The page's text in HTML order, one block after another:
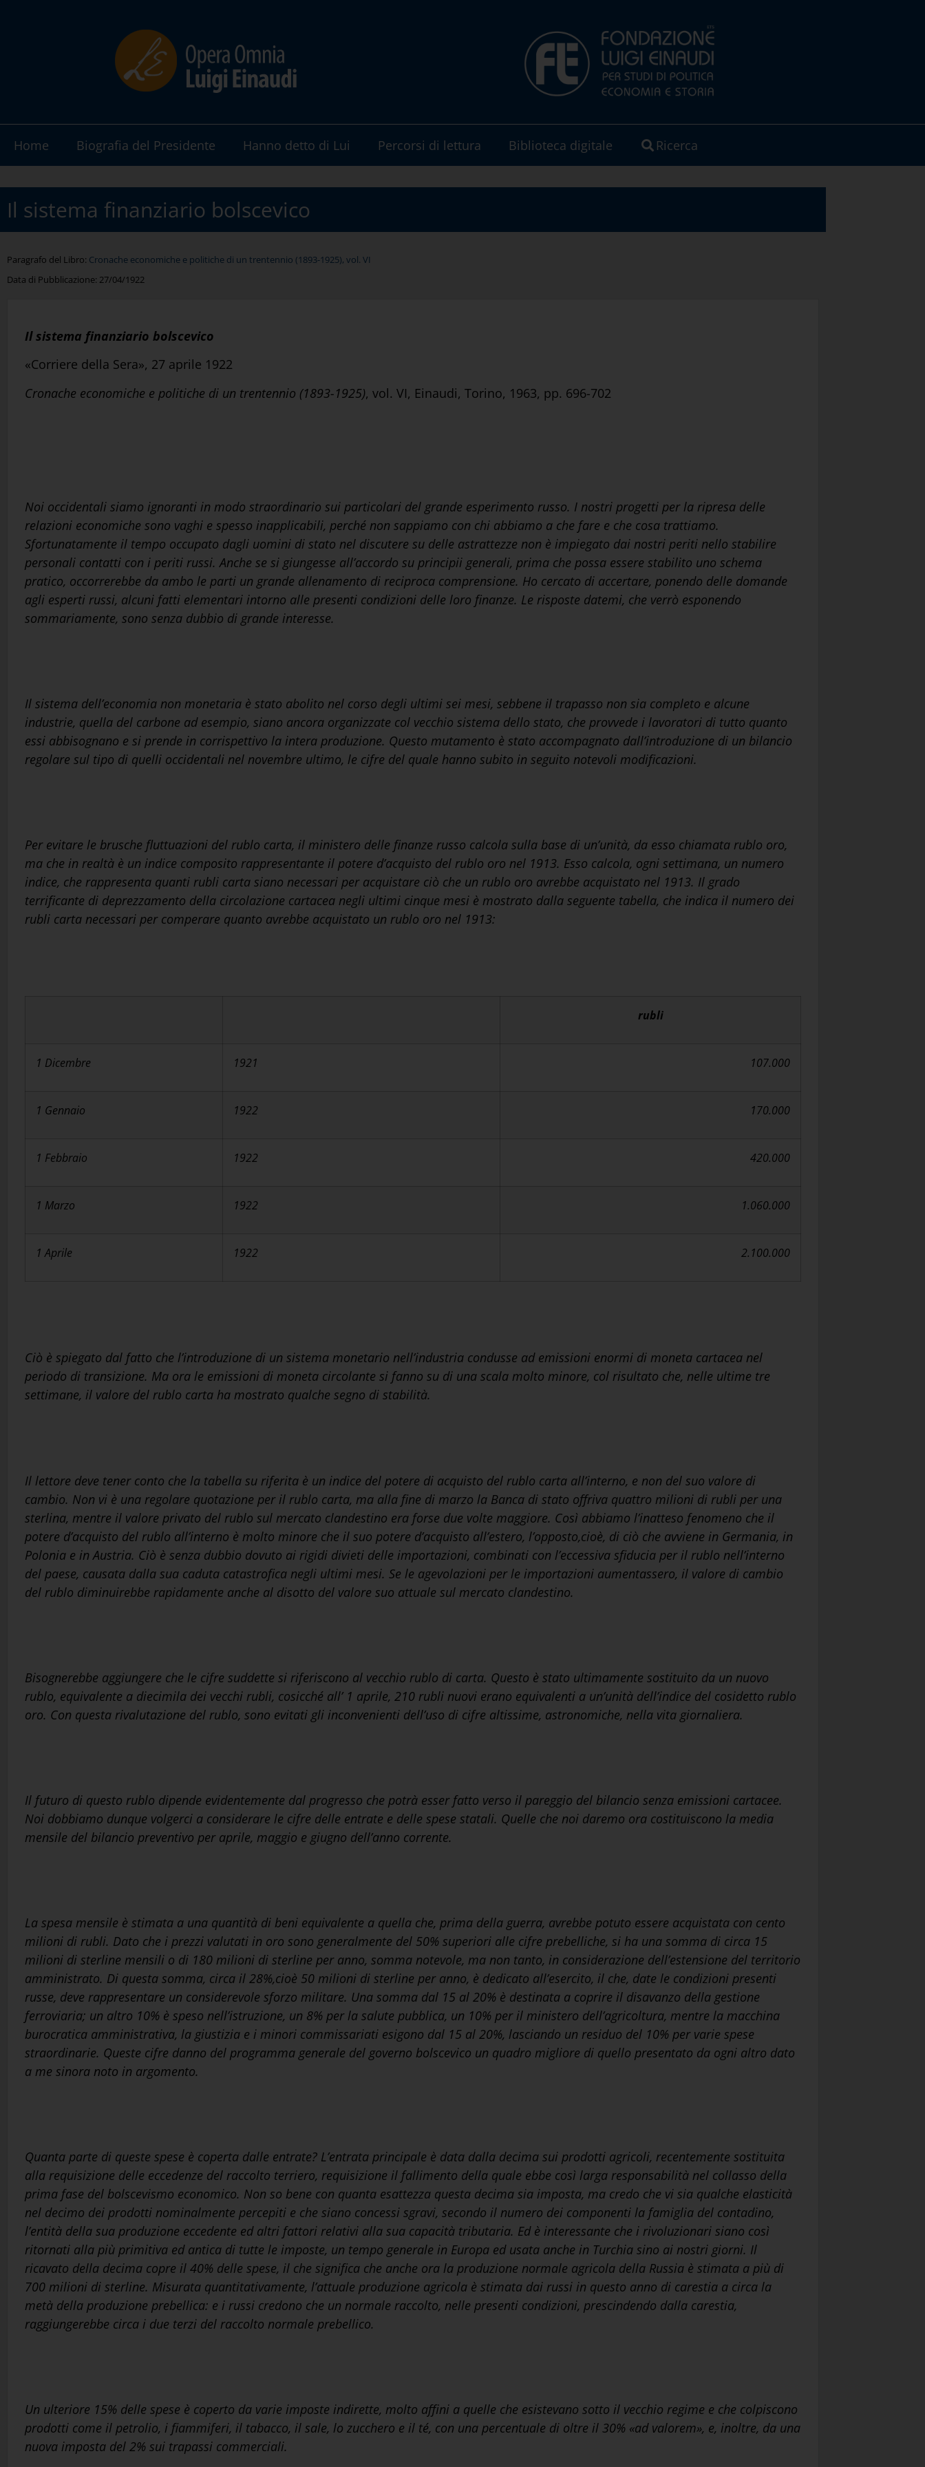
Home Biografia del Presidente Hanno detto di Lui Percorsi di lettura Biblioteca digitale Ricerca
Il sistema finanziario bolscevico
Paragrafo del Libro: Cronache economiche e politiche di un trentennio (1893-1925), vol. VI
Data di Pubblicazione: 27/04/1922
Il sistema finanziario bolscevico
«Corriere della Sera», 27 aprile 1922
Cronache economiche e politiche di un trentennio (1893-1925), vol. VI, Einaudi, Torino, 1963, pp. 696-702
Noi occidentali siamo ignoranti in modo straordinario sui particolari del grande esperimento russo. I nostri progetti per la ripresa delle
relazioni economiche sono vaghi e spesso inapplicabili, perché non sappiamo con chi abbiamo a che fare e che cosa trattiamo.
Sfortunatamente il tempo occupato dagli uomini di stato nel discutere su delle astrattezze non è impiegato dai nostri periti nello stabilire
personali contatti con i periti russi. Anche se si giungesse all’accordo su principii generali, prima che possa essere stabilito uno schema
pratico, occorrerebbe da ambo le parti un grande allenamento di reciproca comprensione. Ho cercato di accertare, ponendo delle domande
agli esperti russi, alcuni fatti elementari intorno alle presenti condizioni delle loro finanze. Le risposte datemi, che verrò esponendo
sommariamente, sono senza dubbio di grande interesse.
Il sistema dell’economia non monetaria è stato abolito nel corso degli ultimi sei mesi, sebbene il trapasso non sia completo e alcune
industrie, quella del carbone ad esempio, siano ancora organizzate col vecchio sistema dello stato, che provvede i lavoratori di tutto quanto
essi abbisognano e si prende in corrispettivo la intera produzione. Questo mutamento è stato accompagnato dall’introduzione di un bilancio
regolare sul tipo di quelli occidentali nel novembre ultimo, le cifre del quale hanno subito in seguito notevoli modificazioni.
Per evitare le brusche fluttuazioni del rublo carta, il ministero delle finanze russo calcola sulla base di un’unità, da esso chiamata rublo oro,
ma che in realtà è un indice composito rappresentante il potere d’acquisto del rublo oro nel 1913. Esso calcola, ogni settimana, un numero
indice, che rappresenta quanti rubli carta siano necessari per acquistare ciò che un rublo oro avrebbe acquistato nel 1913. Il grado
terrificante di deprezzamento della circolazione cartacea negli ultimi cinque mesi è mostrato dalla seguente tabella, che indica il numero dei
rubli carta necessari per comperare quanto avrebbe acquistato un rublo oro nel 1913:
rubli
1 Dicembre 1921 107.000
1 Gennaio 1922 170.000
1 Febbraio 1922 420.000
1 Marzo 1922 1.060.000
1 Aprile 1922 2.100.000
Ciò è spiegato dal fatto che l’introduzione di un sistema monetario nell’industria condusse ad emissioni enormi di moneta cartacea nel
periodo di transizione. Ma ora le emissioni di moneta circolante si fanno su di una scala molto minore, col risultato che, nelle ultime tre
settimane, il valore del rublo carta ha mostrato qualche segno di stabilità.
Il lettore deve tener conto che la tabella su riferita è un indice del potere di acquisto del rublo carta all’interno, e non del suo valore di
cambio. Non vi è una regolare quotazione per il rublo carta, ma alla fine di marzo la Banca di stato offriva quattro milioni di rubli per una
sterlina, mentre il valore privato del rublo sul mercato clandestino era forse due volte maggiore. Così abbiamo l’inatteso fenomeno che il
potere d’acquisto del rublo all’interno è molto minore che il suo potere d’acquisto all’estero, l’opposto,cioè, di ciò che avviene in Germania, in
Polonia e in Austria. Ciò è senza dubbio dovuto ai rigidi divieti delle importazioni, combinati con l’eccessiva sfiducia per il rublo nell’interno
del paese, causata dalla sua caduta catastrofica negli ultimi mesi. Se le agevolazioni per le importazioni aumentassero, il valore di cambio
del rublo diminuirebbe rapidamente anche al disotto del valore suo attuale sul mercato clandestino.
Bisognerebbe aggiungere che le cifre suddette si riferiscono al vecchio rublo di carta. Questo è stato ultimamente sostituito da un nuovo
rublo, equivalente a diecimila dei vecchi rubli, cosicché all’ 1 aprile, 210 rubli nuovi erano equivalenti a un’unità dell’indice del cosidetto rublo
oro. Con questa rivalutazione del rublo, sono evitati gli inconvenienti dell’uso di cifre altissime, astronomiche, nella vita giornaliera.
Il futuro di questo rublo dipende evidentemente dal progresso che potrà esser fatto verso il pareggio del bilancio senza emissioni cartacee.
Noi dobbiamo dunque volgerci a considerare le cifre delle entrate e delle spese statali. Quelle che noi daremo ora costituiscono la media
mensile del bilancio preventivo per aprile, maggio e giugno dell’anno corrente.
La spesa mensile è stimata a una quantità di beni equivalente a quella che, prima della guerra, avrebbe potuto essere acquistata con cento
milioni di rubli. Dato che i prezzi valutati in oro sono generalmente del 50% superiori alle cifre prebelliche, si ha una somma di circa 15
milioni di sterline mensili o di 180 milioni di sterline per anno, somma notevole, ma non tanto, in considerazione dell’estensione del territorio
amministrato. Di questa somma, circa il 28%,cioè 50 milioni di sterline per anno, è dedicato all’esercito, il che, date le condizioni presenti
russe, deve rappresentare un considerevole sforzo militare. Una somma dal 15 al 20% è destinata a coprire il disavanzo della gestione
ferroviaria; un altro 10% è speso nell’istruzione, un 8% per la salute pubblica, un 10% per il ministero dell’agricoltura, mentre la macchina
burocratica amministrativa, la giustizia e i minori commissariati esigono dal 15 al 20%, lasciando un residuo del 10% per varie spese
straordinarie. Queste cifre danno del programma generale del governo bolscevico un quadro migliore di quello presentato da ogni altro dato
a me sinora noto in argomento.
Quanta parte di queste spese è coperta dalle entrate? L’entrata principale è data dalla decima sui prodotti agricoli, recentemente sostituita
alla requisizione delle eccedenze del raccolto terriero, requisizione il fallimento della quale ebbe così larga responsabilità nel collasso della
prima fase del bolscevismo economico. Non so bene con quanta esattezza questa decima sia imposta, ma credo che vi sia qualche elasticità
nel decimo dei prodotti nominalmente percepiti e che siano concessi sgravi, secondo il numero dei componenti la famiglia del contadino,
l’entità della sua produzione eccedente ed altri fattori relativi alla sua capacità tributaria. Ed è interessante che i rivoluzionari siano così
ritornati alla più primitiva ed antica di tutte le imposte, un tempo generale in Europa ed usata anche in Turchia sino ai nostri giorni. Il
ricavato della decima copre il 40% delle spese, il che significa che anche ora la produzione normale agricola della Russia è stimata a più di
700 milioni di sterline. Misurata quantitativamente, l’attuale produzione agricola è stimata dai russi in questo anno di carestia a circa la
metà della produzione prebellica: e i russi credono che un normale raccolto, nelle presenti condizioni, prescindendo dalla carestia,
raggiungerebbe circa i due terzi del raccolto normale prebellico.
Un ulteriore 15% delle spese è coperto da varie imposte indirette, molto affini a quelle che esistevano sotto il vecchio regime e che colpiscono
prodotti come il petrolio, i fiammiferi, il tabacco, il sale, lo zucchero e il té, con una percentuale di oltre il 30% «ad valorem», e, inoltre, da una
nuova imposta del 2% sui trapassi commerciali.